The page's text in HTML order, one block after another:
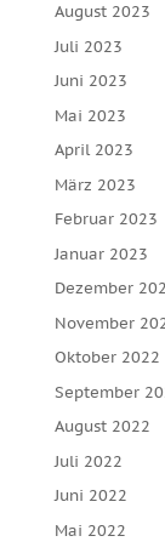
August 2023
Juli 2023
Juni 2023
Mai 2023
April 2023
März 2023
Februar 2023
Januar 2023
Dezember
November
Oktober 2022
September
August 2022
Juli 2022
Juni 2022
Mai 2022